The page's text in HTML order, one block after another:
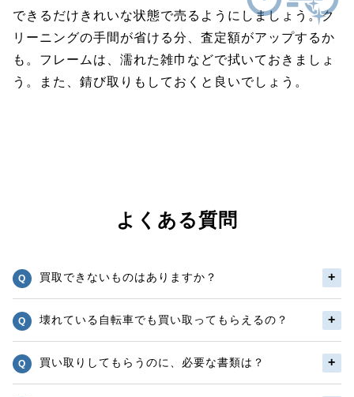
できるだけきれいな状態で売るようにしましょう。ク
リーニングの手間が省ける分、査定額がアップするか
も。フレームは、濡れた雑巾などで拭いておきましょ
う。また、錆び取りもしておくと良いでしょう。
よくある質問
買取できないものはありますか？
壊れている自転車でも買い取ってもらえるの？
買い取りしてもらうのに、必要な書類は？